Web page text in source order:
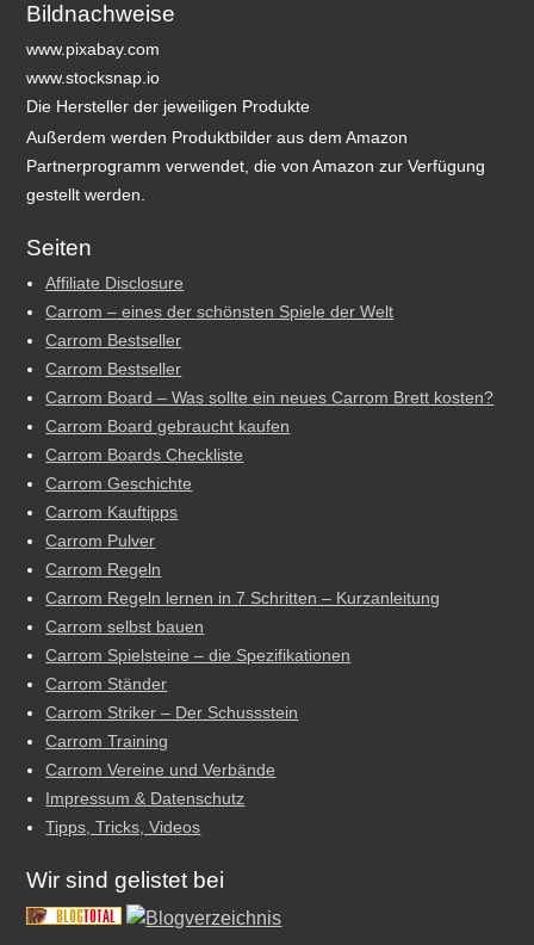
Bildnachweise
www.pixabay.com
www.stocksnap.io
Die Hersteller der jeweiligen Produkte
Außerdem werden Produktbilder aus dem Amazon
Partnerprogramm verwendet, die von Amazon zur Verfügung
gestellt werden.
Seiten
Affiliate Disclosure
Carrom – eines der schönsten Spiele der Welt
Carrom Bestseller
Carrom Bestseller
Carrom Board – Was sollte ein neues Carrom Brett kosten?
Carrom Board gebraucht kaufen
Carrom Boards Checkliste
Carrom Geschichte
Carrom Kauftipps
Carrom Pulver
Carrom Regeln
Carrom Regeln lernen in 7 Schritten – Kurzanleitung
Carrom selbst bauen
Carrom Spielsteine – die Spezifikationen
Carrom Ständer
Carrom Striker – Der Schussstein
Carrom Training
Carrom Vereine und Verbände
Impressum & Datenschutz
Tipps, Tricks, Videos
Wir sind gelistet bei